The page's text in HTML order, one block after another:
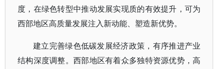
度，在绿色转型中推动发展实现质的有效提升，可为
西部地区高质量发展注入新动能、塑造新优势。
建立完善绿色低碳发展经济政策，有序推进产业
结构深度调整。西部地区有着众多独特资源优势，高